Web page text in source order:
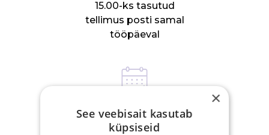
15.00-ks tasutud
tellimus posti samal
tööpäeval
30-päevane
tagastusõigus
×
See veebisait kasutab
küpsiseid